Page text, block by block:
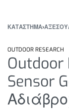
ΚΑΤΆΣΤΗΜΑ›
OUTDOOR RESEARCH
Outdoor
Sensor